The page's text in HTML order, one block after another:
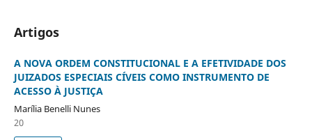
Artigos
A NOVA ORDEM CONSTITUCIONAL E A EFETIVIDADE DOS
JUIZADOS ESPECIAIS CÍVEIS COMO INSTRUMENTO DE
ACESSO À JUSTIÇA
Marília Benelli Nunes
20